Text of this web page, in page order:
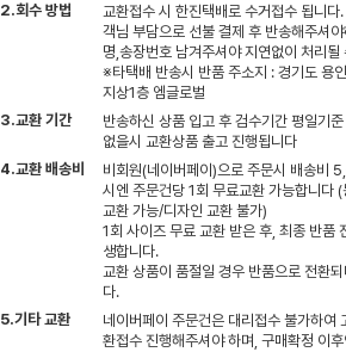
2.회수 방법
교환접수 시 한진택배로 수거접수 됩니
객님 부담으로 선불 결제 후 반송해주셔
명,송장번호 남겨주셔야 지연없이 처리될
※타택배 반송시 반품 주소지 : 경기도 용
지상1층 엠글로벌
3.교환 기간
반송하신 상품 입고 후 검수기간 평일기
없을시 교환상품 출고 진행됩니다
4.교환 배송비
비회원(네이버페이)으로 주문시 배송비
시엔 주문건당 1회 무료교환 가능합니다
교환 가능/디자인 교환 불가)
1회 사이즈 무료 교환 받은 후, 최종 반
생합니다.
교환 상품이 품절일 경우 반품으로 전환
다.
5.기타 교환
네이버페이 주문건은 대리접수 불가하여
환접수 진행해주셔야 하며, 구매확정 이